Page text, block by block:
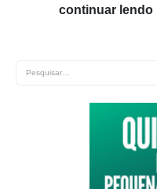
continuar lendo